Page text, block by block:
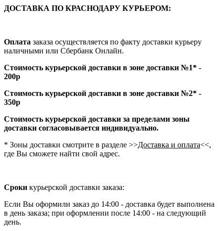
ДОСТАВКА ПО КРАСНОДАРУ КУРЬЕРОМ:
Оплата заказа осуществляется по факту доставки курьеру
наличными или Сбербанк Онлайн.
Стоимость курьерской доставки в зоне доставки №1* -
200р
Стоимость курьерской доставки в зоне доставки №2* -
350р
Стоимость курьерской доставки за пределами зоны
доставки согласовывается индивидуально.
* Зоны доставки смотрите в разделе >>Доставка и оплата<<,
где Вы сможете найти свой адрес.
Сроки курьерской доставки заказа:
Если Вы оформили заказ до 14:00 - доставка будет выполнена
в день заказа; при оформлении после 14:00 - на следующий
день.